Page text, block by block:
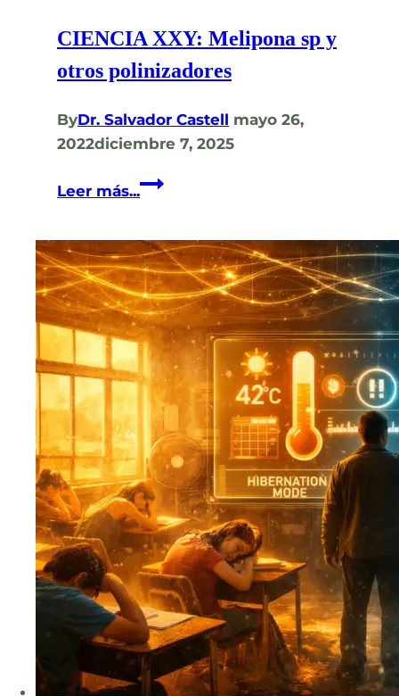
CIENCIA XXY: Melipona sp y
otros polinizadores
ByDr. Salvador Castell mayo 26,
2022diciembre 7, 2025
Leer más...CIENCIA
sp
y
otros
polinizadores